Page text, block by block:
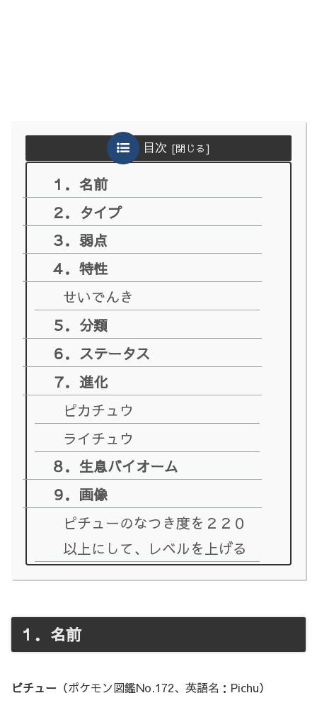
目次
１．名前
２．タイプ
３．弱点
４．特性
せいでんき
５．分類
６．ステータス
７．進化
ピカチュウ
ライチュウ
８．生息バイオーム
９．画像
ピチューのなつき度を２２０
以上にして、レベルを上げる
１．名前
ピチュー （ポケモン図鑑No.172、英語名：Pichu）